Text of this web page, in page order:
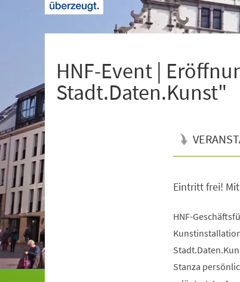
HNF-Event |
Stadt.Daten.Kunst"
Eintritt frei!
HNF-
Stanza